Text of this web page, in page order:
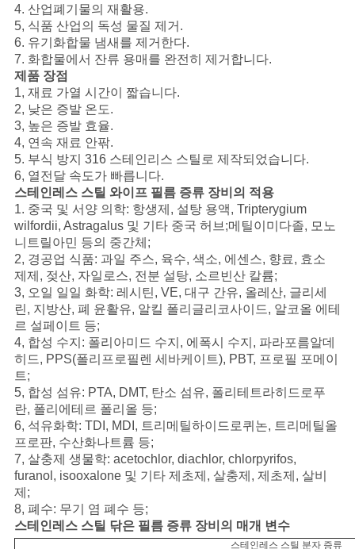
하
세
요
사
이
트
맵
개
인
정
보
보
호
정
책
4. 산업폐기물의 재활용.
5, 식품 산업의 독성 물질 제거.
6. 유기화합물 냄새를 제거한다.
7. 화합물에서 잔류 용매를 완전히 제거합니다.
제품 장점
1, 재료 가열 시간이 짧습니다.
2, 낮은 증발 온도.
3, 높은 증발 효율.
4, 연속 재료 안팎.
5. 부식 방지 316 스테인리스 스틸로 제작되었습니다.
6, 열전달 속도가 빠릅니다.
스테인레스 스틸 와이프 필름 증류 장비의 적용
1. 중국 및 서양 의학: 항생제, 설탕 용액, Tripterygium
wilfordii, Astragalus 및 기타 중국 허브;메틸이미다졸, 모노
니트릴아민 등의 중간체;
2, 경공업 식품: 과일 주스, 육수, 색소, 에센스, 향료, 효소
제제, 젖산, 자일로스, 전분 설탕, 소르빈산 칼륨;
3, 오일 일일 화학: 레시틴, VE, 대구 간유, 올레산, 글리세
린, 지방산, 폐 윤활유, 알킬 폴리글리코사이드, 알코올 에테
르 설페이트 등;
4, 합성 수지: 폴리아미드 수지, 에폭시 수지, 파라포름알데
히드, PPS(폴리프로필렌 세바케이트), PBT, 프로필 포메이
트;
5, 합성 섬유: PTA, DMT, 탄소 섬유, 폴리테트라히드로푸
란, 폴리에테르 폴리올 등;
6, 석유화학: TDI, MDI, 트리메틸하이드로퀴논, 트리메틸올
프로판, 수산화나트륨 등;
7, 살충제 생물학: acetochlor, diachlor, chlorpyrifos,
furanol, isooxalone 및 기타 제초제, 살충제, 제초제, 살비
제;
8, 폐수: 무기 염 폐수 등;
스테인레스 스틸 닦은 필름 증류 장비의 매개 변수
스테인레스 스틸 분자 증류